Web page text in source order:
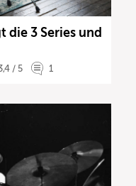
die 3 Series und
/ 5 1